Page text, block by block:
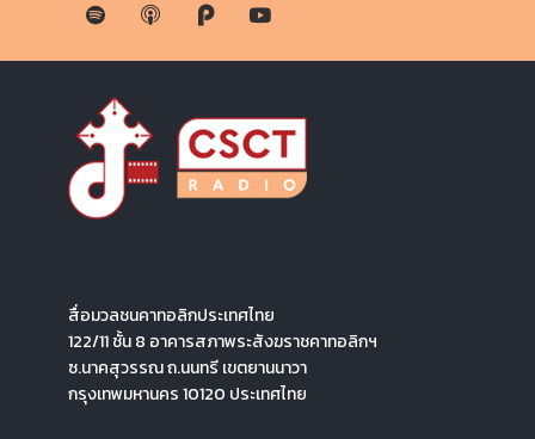
BLESSING STATION “สถานีแห่ง
พระพร” | “คนดี ไม่ใช่คนที่ไม่ทำชั่ว” |
EP 16
bycatholic
สาย
PLAY EPISODE